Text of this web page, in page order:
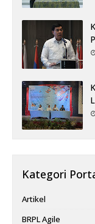
Kategori
Artikel
BRPL Agile